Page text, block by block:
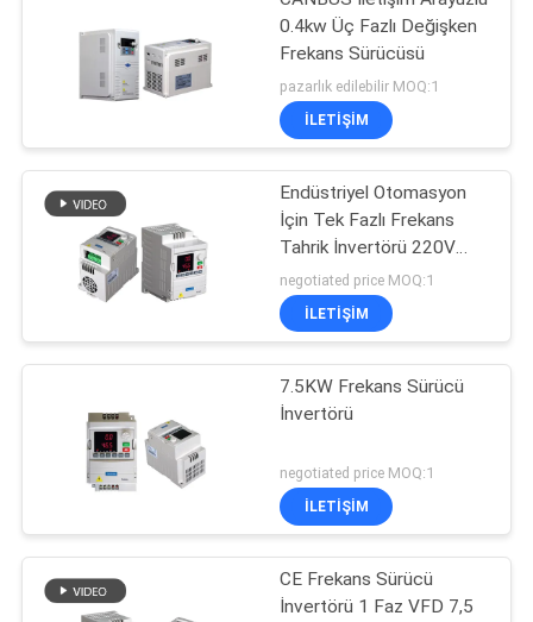
KALITE
BIZE
ULAŞIN
ISTEĞI
HARITASI
GIZLILIK
POLITIKASI
0.4kw Üç Fazlı Değişken
Frekans Sürücüsü
pazarlık edilebilir MOQ:1
İLETIŞIM
Endüstriyel Otomasyon
İçin Tek Fazlı Frekans
Tahrik İnvertörü 220V
2.2KG
negotiated price MOQ:1
İLETIŞIM
7.5KW Frekans Sürücü
İnvertörü
negotiated price MOQ:1
İLETIŞIM
CE Frekans Sürücü
İnvertörü 1 Faz VFD 7,5